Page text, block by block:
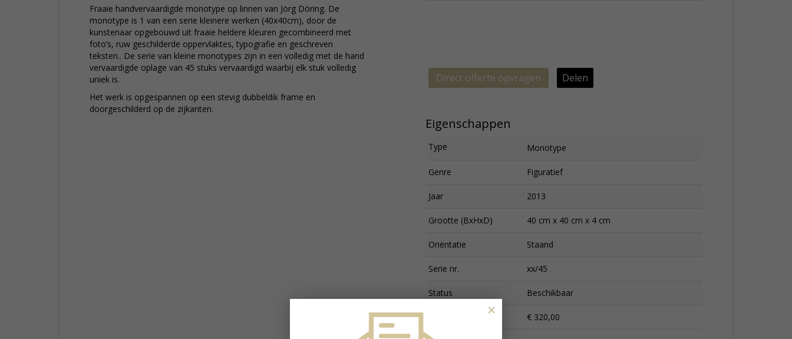
Fraaie handvervaardigde monotype op linnen van Jörg Döring. De
monotype is 1 van een serie kleinere werken (40x40cm), door de
kunstenaar opgebouwd uit fraaie heldere kleuren gecombineerd met
foto’s, ruw geschilderde oppervlaktes, typografie en geschreven
teksten.. De serie van kleine monotypes zijn in een volledig met de hand
vervaardigde oplage van 45 stuks vervaardigd waarbij elk stuk volledig
uniek is.
Het werk is opgespannen op een stevig dubbeldik frame en
doorgeschilderd op de zijkanten.
Direct offerte opvragen Delen
Eigenschappen
Type Monotype
Genre Figuratief
Jaar 2013
Grootte (BxHxD) 40 cm x 40 cm x 4 cm
Oriëntatie Staand
Serie nr. xx/45
Status Beschikbaar
€ 320,00
×